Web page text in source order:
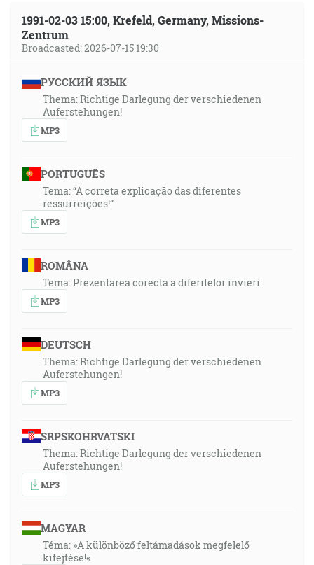
1991-02-03 15:00, Krefeld, Germany, Missions-
Zentrum
Broadcasted: 2026-07-15 19:30
РУССКИЙ ЯЗЫК
Thema: Richtige Darlegung der verschiedenen
Auferstehungen!
MP3
PORTUGUÊS
Tema: “A correta explicação das diferentes
ressurreições!”
MP3
ROMÂNA
Tema: Prezentarea corecta a diferitelor invieri.
MP3
DEUTSCH
Thema: Richtige Darlegung der verschiedenen
Auferstehungen!
MP3
SRPSKOHRVATSKI
Thema: Richtige Darlegung der verschiedenen
Auferstehungen!
MP3
MAGYAR
Téma: »A különböző feltámadások megfelelő
kifejtése!«